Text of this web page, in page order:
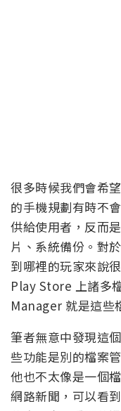
很多時候我們會希
的手機規劃有時不
供給使用者，反而
片、系統備份。對
到哪裡的玩家來說
Play Store 上諸多
Manager 就是這些
筆者無意中發現這
些功能是別的檔案
他也不太像是一個
網路新聞，可以看